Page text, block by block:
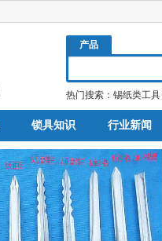
产品
热门搜索： 锡纸类工具
锁具知识 行业新闻